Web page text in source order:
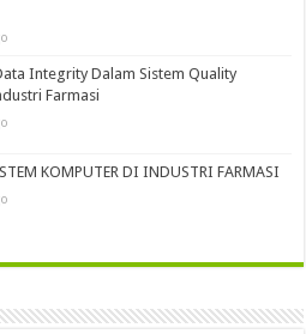
Integrity Dalam Sistem Quality
Farmasi
KOMPUTER DI INDUSTRI FARMASI